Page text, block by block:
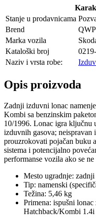
Stanje u prodavnicama
Brend
QWP
Marka vozila
Kataloški broj
Naziv i vrsta robe:
Opis proizvoda
Zadnji izduvni lonac
Kombi sa benzinskim
10/1996. Lonac igra ključnu
izduvnih gasova; neispravan
prouzrokovati pojačan buku
sistema i potencijalno
performanse vozila ako se
Mesto ugradnje: zadnji
Tip: namenski
Težina: 5,46 kg
Primena: ispušni
Hatchback/Kombi